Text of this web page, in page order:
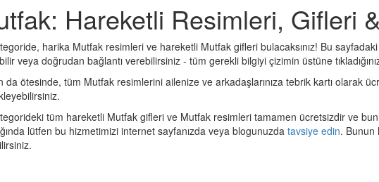
Hareketli Resimleri, Gifleri
harika Mutfak resimleri ve hareketli Mutfak gifleri bulacaksınız! Bu
veya doğrudan bağlantı verebilirsiniz - tüm gerekli bilgiyi çizimin üstüne
da ötesinde, tüm Mutfak resimlerini ailenize ve arkadaşlarınıza tebrik kartı olarak
tüm hareketli Mutfak gifleri ve Mutfak resimleri tamamen ücretsizdir ve
lütfen bu hizmetimizi internet sayfanızda veya blogunuzda tavsiye edin. Bunun